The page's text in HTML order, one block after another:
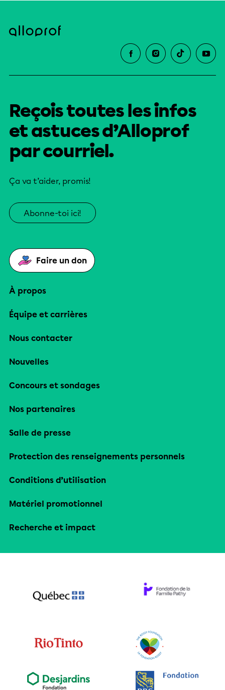
Reçois toutes les infos
et astuces d’Alloprof
par courriel.
Ça va t’aider, promis!
Abonne-toi ici!
Faire un don
À propos
Équipe et carrières
Nous contacter
Nouvelles
Concours et sondages
Nos partenaires
Salle de presse
Protection des renseignements personnels
Conditions d’utilisation
Matériel promotionnel
Recherche et impact